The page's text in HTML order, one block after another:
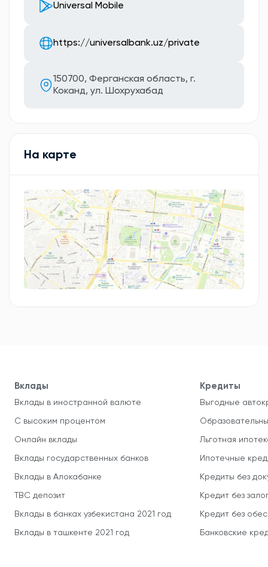
Universal Mobile
https://universalbank.uz/private
150700, Ферганская область, г.
Коканд, ул. Шохрухабад
На карте
Вклады
Вклады в иностранной валюте
С высоким процентом
Онлайн вклады
Вклады государственных банков
Вклады в Алокабанке
TBC депозит
Вклады в банках узбекистана 2021 год
Вклады в ташкенте 2021 год
Кредиты
Выгодные
Льготная
Ипотечные
Кредиты без
Кредит без
Кредит без
Банковские